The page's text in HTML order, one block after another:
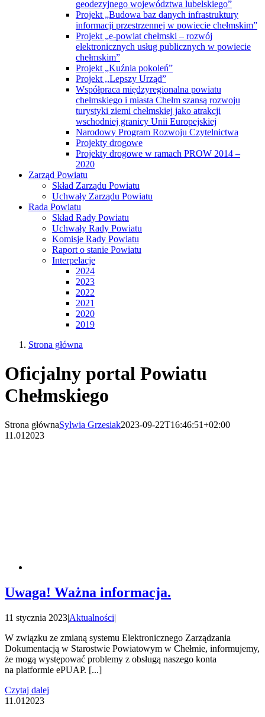
geodezyjnego województwa lubelskiego”
Projekt „Budowa baz danych infrastruktury
informacji przestrzennej w powiecie chełmskim”
Projekt „e-powiat chełmski – rozwój
elektronicznych usług publicznych w powiecie
chełmskim”
Projekt „Kuźnia pokoleń”
Projekt ,,Lepszy Urząd”
Współpraca międzyregionalna powiatu
chełmskiego i miasta Chełm szansą rozwoju
turystyki ziemi chełmskiej jako atrakcji
wschodniej granicy Unii Europejskiej
Narodowy Program Rozwoju Czytelnictwa
Projekty drogowe
Projekty drogowe w ramach PROW 2014 –
2020
Zarząd Powiatu
Skład Zarządu Powiatu
Uchwały Zarządu Powiatu
Rada Powiatu
Skład Rady Powiatu
Uchwały Rady Powiatu
Komisje Rady Powiatu
Raport o stanie Powiatu
Interpelacje
2024
2023
2022
2021
2020
2019
Strona główna
Oficjalny portal Powiatu
Chełmskiego
Strona głównaSylwia Grzesiak2023-09-22T16:46:51+02:00
11.01 2023
Uwaga! Ważna informacja.
11 stycznia 2023|Aktualności|
W związku ze zmianą systemu Elektronicznego Zarządzania
Dokumentacją w Starostwie Powiatowym w Chełmie, informujemy,
że mogą występować problemy z obsługą naszego konta
na platformie ePUAP. [...]
Czytaj dalej
11.01 2023